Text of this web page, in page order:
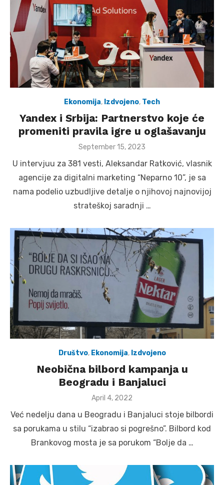
Ekonomija, Izdvojeno, Tech
Yandex i Srbija: Partnerstvo koje će
promeniti pravila igre u oglašavanju
Posted
September 15, 2023
U intervjuu za 381 vesti, Aleksandar Ratković, vlasnik
agencije za digitalni marketing “Neparno 10”, je sa
nama podelio uzbudljive detalje o njihovoj najnovijoj
strateškoj saradnji …
Društvo, Ekonomija, Izdvojeno
Neobična bilbord kampanja u
Beogradu i Banjaluci
Posted
April 4, 2022
Već nedelju dana u Beogradu i Banjaluci stoje bilbordi
sa porukama u stilu “izabrao si pogrešno”. Bilbord kod
Brankovog mosta je sa porukom “Bolje da …